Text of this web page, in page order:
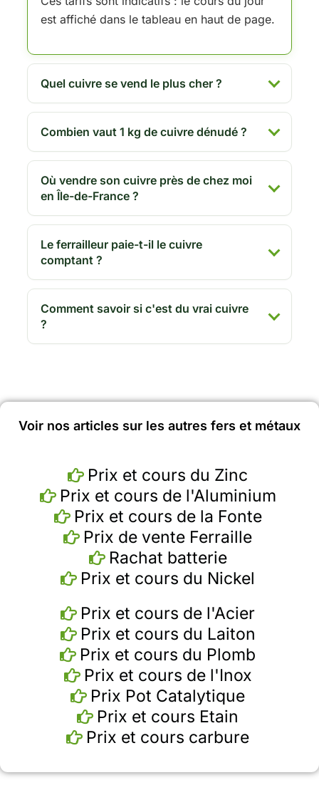
est affiché dans le tableau en haut de page.
Quel cuivre se vend le plus cher ?
Combien vaut 1 kg de cuivre dénudé ?
Où vendre son cuivre près de chez moi
en Île-de-France ?
Le ferrailleur paie-t-il le cuivre
comptant ?
Comment savoir si c'est du vrai cuivre
?
Voir nos articles sur les autres fers et métaux
Prix et cours du Zinc
Prix et cours de l'Aluminium
Prix et cours de la Fonte
Prix de vente Ferraille
Rachat batterie
Prix et cours du Nickel
Prix et cours de l'Acier
Prix et cours du Laiton
Prix et cours du Plomb
Prix et cours de l'Inox
Prix Pot Catalytique
Prix et cours Etain
Prix et cours carbure